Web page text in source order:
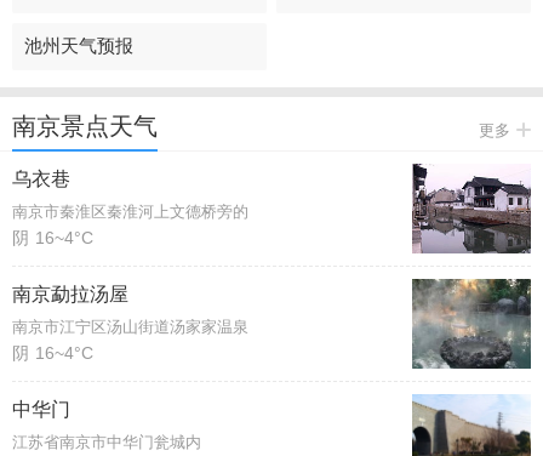
池州天气预报
南京景点天气 更多
乌衣巷
南京市秦淮区秦淮河上文德桥旁的
阴 16~4°C
南京勐拉汤屋
南京市江宁区汤山街道汤家家温泉
阴 16~4°C
中华门
江苏省南京市中华门瓮城内